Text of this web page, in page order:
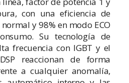
con una eficiencia de
y 98% en modo ECO
Su tecnología de
frecuencia con IGBT y el
reaccionan de forma
a cualquier anomalía,